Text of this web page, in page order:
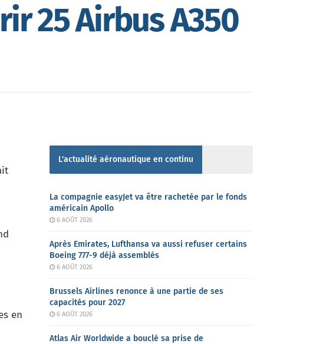
25 Airbus A350
en
L'actualité aéronautique en continu
La compagnie easyJet va être rachetée par le fonds
américain Apollo
6 AOÛT 2026
Après Emirates, Lufthansa va aussi refuser certains
Boeing 777-9 déjà assemblés
6 AOÛT 2026
Brussels Airlines renonce à une partie de ses
capacités pour 2027
6 AOÛT 2026
Atlas Air Worldwide a bouclé sa prise de